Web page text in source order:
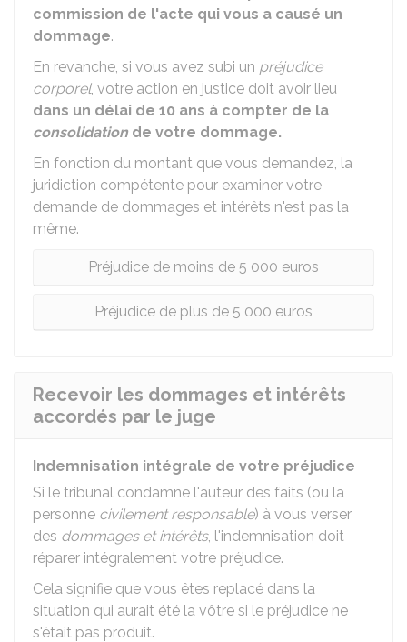
commission de l'acte qui vous a causé un
dommage.
En revanche, si vous avez subi un préjudice
corporel, votre action en justice doit avoir lieu
dans un délai de 10 ans à compter de la
consolidationde votre dommage.
En fonction du montant que vous demandez, la
juridiction compétente pour examiner votre
demande de dommages et intérêts n'est pas la
même.
Préjudice de moins de 5 000 euros
Préjudice de plus de 5 000 euros
Recevoir les dommages et intérêts
accordés par le juge
Indemnisation intégrale de votre préjudice
Si le tribunal condamne l'auteur des faits (ou la
personne civilement responsable) à vous verser
des dommages et intérêts, l'indemnisation doit
réparer intégralement votre préjudice.
Cela signifie que vous êtes replacé dans la
situation qui aurait été la vôtre si le préjudice ne
s'était pas produit.